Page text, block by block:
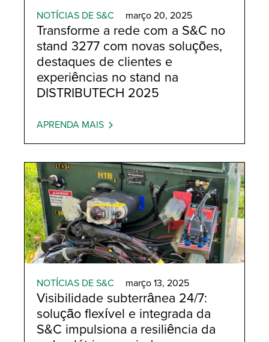
NOTÍCIAS DE S&C março 20, 2025
Transforme a rede com a S&C no
stand 3277 com novas soluções,
destaques de clientes e
experiências no stand na
DISTRIBUTECH 2025
APRENDA MAIS
NOTÍCIAS DE S&C março 13, 2025
Visibilidade subterrânea 24/7:
solução flexível e integrada da
S&C impulsiona a resiliência da